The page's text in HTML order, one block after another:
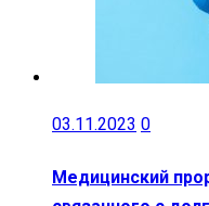
03.11.2023 0
Медицинский